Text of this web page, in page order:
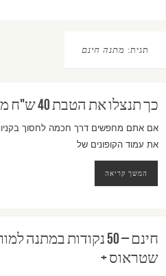
תגית: מתנה חינם
כך תנצלו את הטבת 40 ש"ח מתנה בקניוני עזריאלי
אם אתם מחפשים דרך חכמה לחסוך בקניות
את עמוד הקופונים של
המשך קריאה
חינם – 50 נקודות
שטראוס +